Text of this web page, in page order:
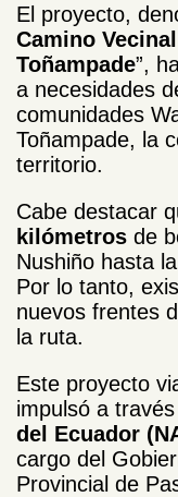
El proyecto,
Camino
Toñampade”,
a necesidades
comunidades
Toñampade, la
territorio.
Cabe destacar
kilómetros de
Nushiño hasta
Por lo tanto,
nuevos frentes
la ruta.
Este proyecto
impulsó a
del Ecuador
cargo del
Provincial de